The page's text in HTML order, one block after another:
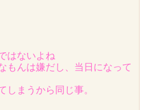
はないよね
もんは嫌だし、当日になって
しまうから同じ事。